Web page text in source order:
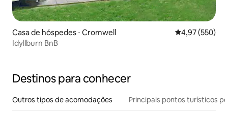
Casa de hóspedes ⋅ Cromwell 4,97 de uma
4,97 (550)
Idyllburn BnB
Destinos para conhecer
Outros tipos de acomodações Principais pontos turísticos